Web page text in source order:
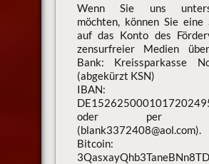
Wenn Sie uns
möchten, können Sie eine
auf das Konto des
zensurfreier Medien
Bank: Kreissparkasse
(abgekürzt KSN)
IBAN:
oder per
(blank3372408@aol.com).
Bitcoin: